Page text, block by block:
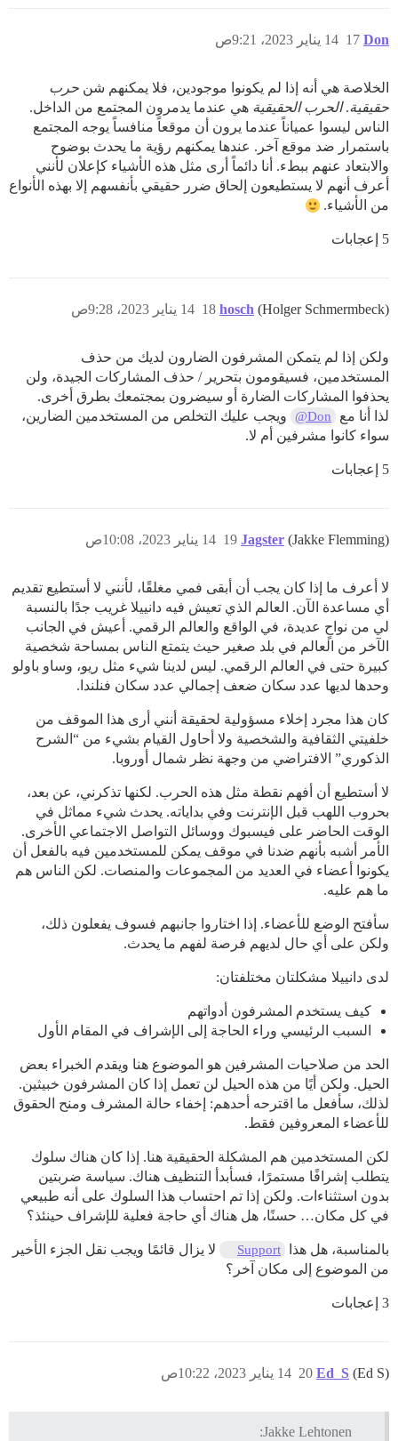
Don 14 يناير 2023، 9:21ص 17
الخلاصة هي أنه إذا لم يكونوا موجودين، فلا يمكنهم شن حرب
حقيقية.الحرب الحقيقية هي عندما يدمرون المجتمع من الداخل.
الناس ليسوا عمياناً عندما يرون أن موقعاً منافساً يوجه المجتمع
باستمرار ضد موقع آخر. عندها يمكنهم رؤية ما يحدث بوضوح
والابتعاد عنهم ببطء. أنا دائماً أرى مثل هذه الأشياء كإعلان لأنني
أعرف أنهم لا يستطيعون إلحاق ضرر حقيقي بأنفسهم إلا بهذه الأنواع
من الأشياء.
5 إعجابات
hosch (Holger Schmermbeck) 14 يناير 2023، 9:28ص 18
ولكن إذا لم يتمكن المشرفون الضارون لديك من حذف
المستخدمين، فسيقومون بتحرير / حذف المشاركات الجيدة، ولن
يحذفوا المشاركات الضارة أو سيضرون بمجتمعك بطرق أخرى.
لذا أنا مع
@Don
ويجب عليك التخلص من المستخدمين الضارين،
سواء كانوا مشرفين أم لا.
5 إعجابات
Jagster (Jakke Flemming) 14 يناير 2023، 10:08ص 19
لا أعرف ما إذا كان يجب أن أبقى فمي مغلقًا، لأنني لا أستطيع تقديم
أي مساعدة الآن. العالم الذي تعيش فيه دانييلا غريب جدًا بالنسبة
لي من نواحٍ عديدة، في الواقع والعالم الرقمي. أعيش في الجانب
الآخر من العالم في بلد صغير حيث يتمتع الناس بمساحة شخصية
كبيرة حتى في العالم الرقمي. ليس لدينا شيء مثل ريو، وساو باولو
وحدها لديها عدد سكان ضعف إجمالي عدد سكان فنلندا.
كان هذا مجرد إخلاء مسؤولية لحقيقة أنني أرى هذا الموقف من
خلفيتي الثقافية والشخصية ولا أحاول القيام بشيء من “الشرح
الذكوري” الافتراضي من وجهة نظر شمال أوروبا.
لا أستطيع أن أفهم نقطة مثل هذه الحرب. لكنها تذكرني، عن بعد،
بحروب اللهب قبل الإنترنت وفي بداياته. يحدث شيء مماثل في
الوقت الحاضر على فيسبوك ووسائل التواصل الاجتماعي الأخرى.
الأمر أشبه بأنهم ضدنا في موقف يمكن للمستخدمين فيه بالفعل أن
يكونوا أعضاء في العديد من المجموعات والمنصات. لكن الناس هم
ما هم عليه.
سأفتح الوضع للأعضاء. إذا اختاروا جانبهم فسوف يفعلون ذلك،
ولكن على أي حال لديهم فرصة لفهم ما يحدث.
لدى دانييلا مشكلتان مختلفتان:
كيف يستخدم المشرفون أدواتهم
السبب الرئيسي وراء الحاجة إلى الإشراف في المقام الأول
الحد من صلاحيات المشرفين هو الموضوع هنا ويقدم الخبراء بعض
الحيل. ولكن أيًا من هذه الحيل لن تعمل إذا كان المشرفون خبيثين.
لذلك، سأفعل ما اقترحه أحدهم: إخفاء حالة المشرف ومنح الحقوق
للأعضاء المعروفين فقط.
لكن المستخدمين هم المشكلة الحقيقية هنا. إذا كان هناك سلوك
يتطلب إشرافًا مستمرًا، فسأبدأ التنظيف هناك. سياسة ضربتين
بدون استثناءات. ولكن إذا تم احتساب هذا السلوك على أنه طبيعي
في كل مكان… حسنًا، هل هناك أي حاجة فعلية للإشراف حينئذ؟
بالمناسبة، هل هذا Support
لا يزال قائمًا ويجب نقل الجزء الأخير
من الموضوع إلى مكان آخر؟
3 إعجابات
Ed_S (Ed S) 14 يناير 2023، 10:22ص 20
Jakke Lehtonen: